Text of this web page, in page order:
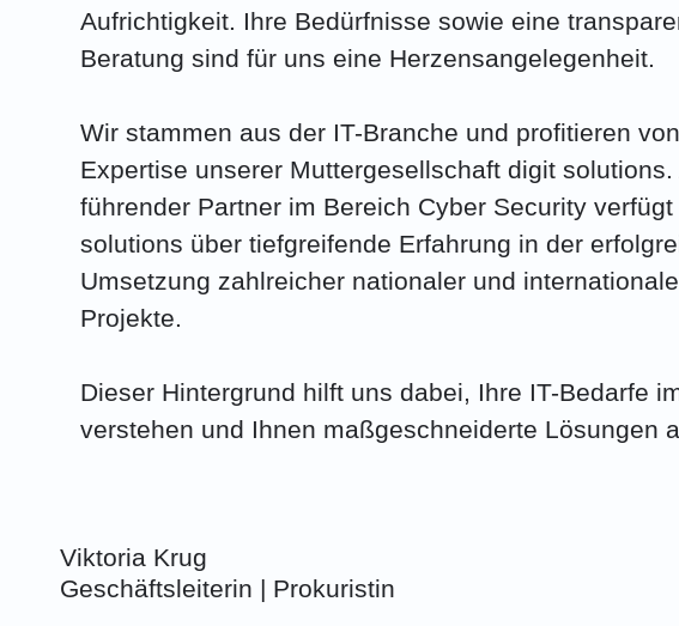
Aufrichtigkeit. Ihre Bedürfnisse sowie eine
Beratung sind für uns eine Herzensangelegenheit.
Wir stammen aus der IT-Branche und profitieren
Expertise unserer Muttergesellschaft digit solutions.
führender Partner im Bereich Cyber Security
solutions über tiefgreifende Erfahrung in der
Umsetzung zahlreicher nationaler und
Projekte.
Dieser Hintergrund hilft uns dabei, Ihre IT-Bedarfe
verstehen und Ihnen maßgeschneiderte Lösungen
Viktoria Krug
Geschäftsleiterin | Prokuristin